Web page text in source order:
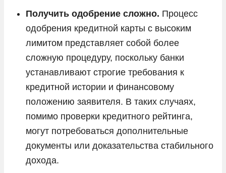
Получить одобрение сложно. Процесс
одобрения кредитной карты с высоким
лимитом представляет собой более
сложную процедуру, поскольку банки
устанавливают строгие требования к
кредитной истории и финансовому
положению заявителя. В таких случаях,
помимо проверки кредитного рейтинга,
могут потребоваться дополнительные
документы или доказательства стабильного
дохода.